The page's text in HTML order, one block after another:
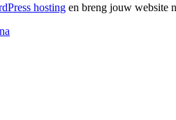
hosting en breng jouw website